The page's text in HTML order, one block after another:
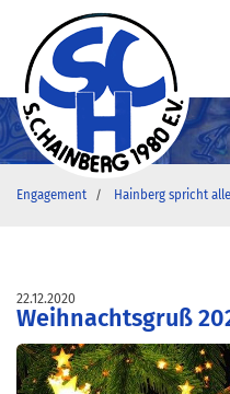
Engagement Hainberg spricht
22.12.2020
Weihnachtsgruß